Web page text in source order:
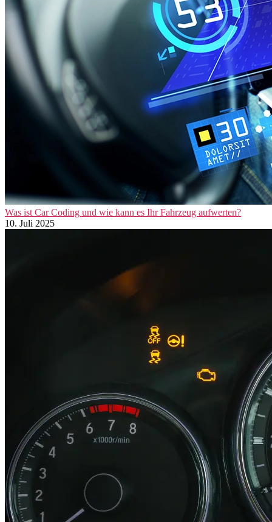
Was ist Car Coding und wie kann es Ihr Fahrzeug aufwerten?
10. Juli 2025